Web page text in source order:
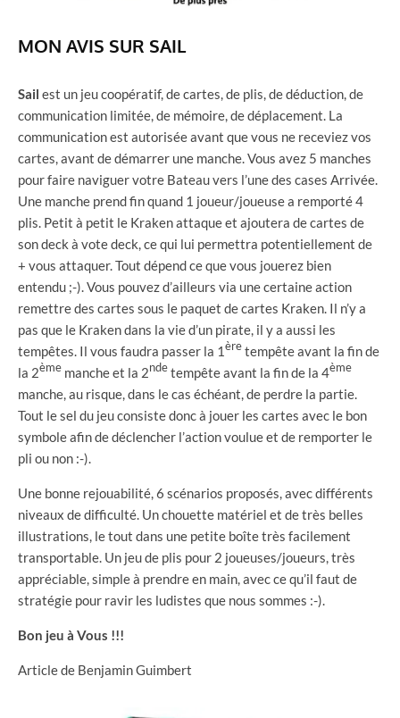
MON AVIS SUR SAIL
Sail est un jeu coopératif, de cartes, de plis, de déduction, de
communication limitée, de mémoire, de déplacement. La
communication est autorisée avant que vous ne receviez vos
cartes, avant de démarrer une manche. Vous avez 5 manches
pour faire naviguer votre Bateau vers l’une des cases Arrivée.
Une manche prend fin quand 1 joueur/joueuse a remporté 4
plis. Petit à petit le Kraken attaque et ajoutera de cartes de
son deck à vote deck, ce qui lui permettra potentiellement de
+ vous attaquer. Tout dépend ce que vous jouerez bien
entendu ;-). Vous pouvez d’ailleurs via une certaine action
remettre des cartes sous le paquet de cartes Kraken. Il n’y a
pas que le Kraken dans la vie d’un pirate, il y a aussi les
tempêtes. Il vous faudra passer la 1 ère tempête avant la fin de
la 2ème manche et la 2nde tempête avant la fin de la 4ème
manche, au risque, dans le cas échéant, de perdre la partie.
Tout le sel du jeu consiste donc à jouer les cartes avec le bon
symbole afin de déclencher l’action voulue et de remporter le
pli ou non :-).
Une bonne rejouabilité, 6 scénarios proposés, avec différents
niveaux de difficulté. Un chouette matériel et de très belles
illustrations, le tout dans une petite boîte très facilement
transportable. Un jeu de plis pour 2 joueuses/joueurs, très
appréciable, simple à prendre en main, avec ce qu’il faut de
stratégie pour ravir les ludistes que nous sommes :-).
Bon jeu à Vous !!!
Article de Benjamin Guimbert